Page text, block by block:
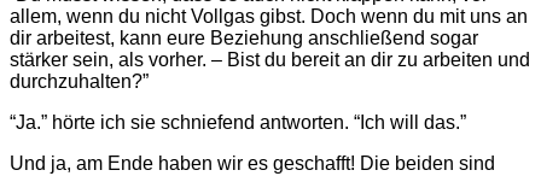
allem, wenn du nicht Vollgas gibst. Doch wenn du mit uns an
dir arbeitest, kann eure Beziehung anschließend sogar
stärker sein, als vorher. – Bist du bereit an dir zu arbeiten und
durchzuhalten?”
“Ja.” hörte ich sie schniefend antworten. “Ich will das.”
Und ja, am Ende haben wir es geschafft! Die beiden sind